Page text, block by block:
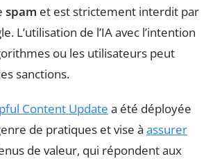
spam et est strictement interdit par
L’utilisation de l’IA avec l’intention
ou les utilisateurs peut
sanctions.
Content Update a été déployée
de pratiques et vise à assurer
de valeur, qui répondent aux